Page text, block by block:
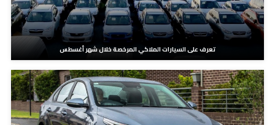
تعرف على السيارات الملاكي المرخصة خلال شهر أغسطس